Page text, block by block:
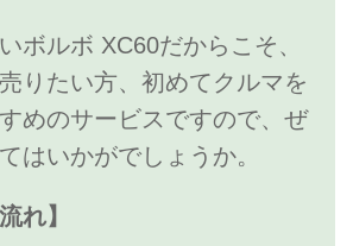
ボルボ XC60だからこそ、
りたい方、初めてクルマを
めのサービスですので、ぜ
はいかがでしょうか。
れ】